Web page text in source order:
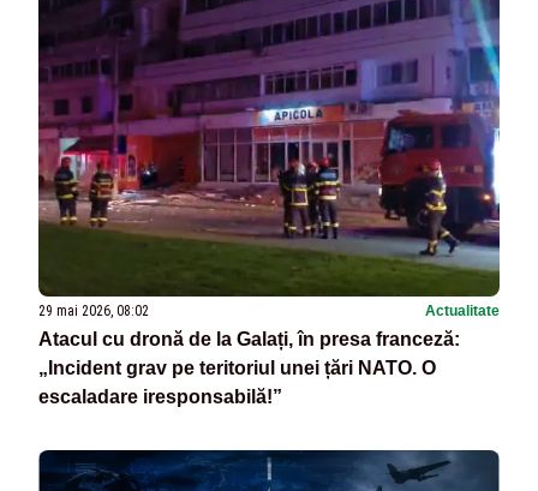
29 mai 2026, 08:02 Actualitate
Atacul cu dronă de la Galați, în presa franceză:
„Incident grav pe teritoriul unei țări NATO. O
escaladare iresponsabilă!”